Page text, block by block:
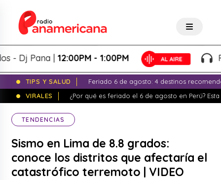
Pana |12:00PM - 1:00PM
TIPS Y SALUD
Feriado 6 de agosto: 4 destinos
VIRALES
¿Por qué es feriado el 6 de agosto en Perú?
TENDENCIAS
Sismo en Lima de 8.8 grados:
conoce los distritos que afectaría el
catastrófico terremoto | VIDEO